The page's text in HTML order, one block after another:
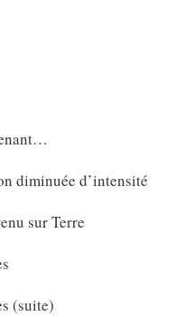
diminuée d’intensité
sur Terre
(suite)